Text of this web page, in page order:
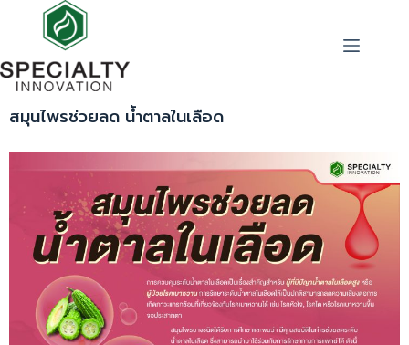
สมุนไพรช่วยลด น้ำตาลในเลือด